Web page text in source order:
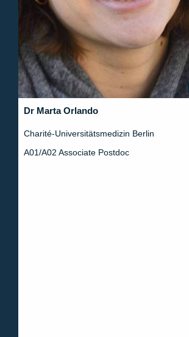
Dr Marta Orlando
Charité-Universitätsmedizin Berlin
A01/A02 Associate Postdoc